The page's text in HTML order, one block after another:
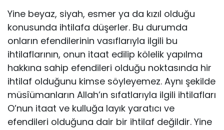
Yine beyaz, siyah, esmer ya da kızıl olduğu
konusunda ihtilafa düşer­ler. Bu durumda
onların efendilerinin vasıflarıyla ilgili bu
ihtilaflarının, onun itaat edilip kölelik yapılma
hakkına sahip efendileri olduğu noktasın­da hir
ihtilaf olduğunu kimse söyleyemez. Aynı şekilde
müsîümanların Al­lah’ın sıfatlarıyla ilgili ihtilafları
O’nun itaat ve kulluğa layık yaratıcı ve
efendileri olduğuna dair bir ihtilaf değildir. Yine